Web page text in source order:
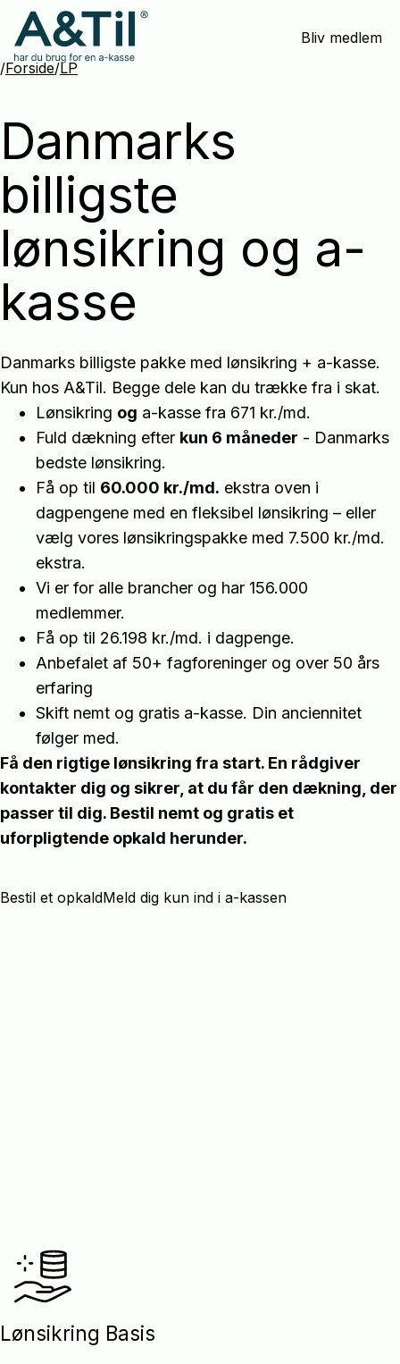
Spring
menu
over
til
indhold
Bliv medlem
/Forside/LP
Danmarks
billigste
lønsikring og a-
kasse
Danmarks billigste pakke med lønsikring + a-kasse.
Kun hos A&Til. Begge dele kan du trække fra i skat.
Lønsikring og a-kasse fra 671 kr./md.
Fuld dækning efter kun 6 måneder - Danmarks
bedste lønsikring.
Få op til 60.000 kr./md. ekstra oven i
dagpengene med en fleksibel lønsikring – eller
vælg vores lønsikringspakke med 7.500 kr./md.
ekstra.
Vi er for alle brancher og har 156.000
medlemmer.
Få op til 26.198 kr./md. i dagpenge.
Anbefalet af 50+ fagforeninger og over 50 års
erfaring
Skift nemt og gratis a-kasse. Din anciennitet
følger med.
Få den rigtige lønsikring fra start. En rådgiver
kontakter dig og sikrer, at du får den dækning, der
passer til dig. Bestil nemt og gratis et
uforpligtende opkald herunder.
Bestil et opkaldMeld dig kun ind i a-kassen
Lønsikring Basis